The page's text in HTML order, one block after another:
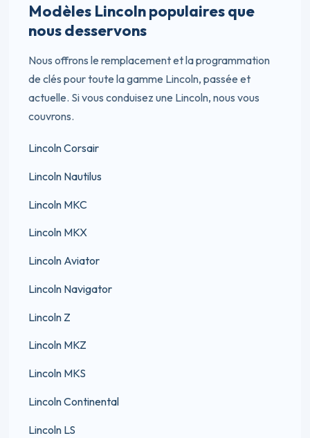
Modèles Lincoln populaires que
nous desservons
Nous offrons le remplacement et la programmation
de clés pour toute la gamme Lincoln, passée et
actuelle. Si vous conduisez une Lincoln, nous vous
couvrons.
Lincoln Corsair
Lincoln Nautilus
Lincoln MKC
Lincoln MKX
Lincoln Aviator
Lincoln Navigator
Lincoln Z
Lincoln MKZ
Lincoln MKS
Lincoln Continental
Lincoln LS